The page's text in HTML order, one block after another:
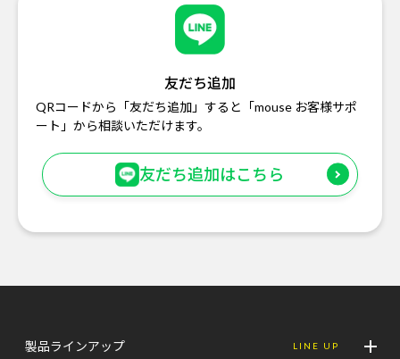
友だち追加
QRコードから「友だち追加」すると「mouse お客様サポ
ート」から相談いただけます。
友だち追加はこちら
製品ラインアップ LINE UP